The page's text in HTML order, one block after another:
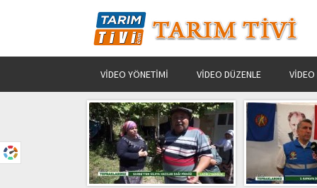
VIDEO YÖNETIMI VIDEO DÜZENLE VIDEO